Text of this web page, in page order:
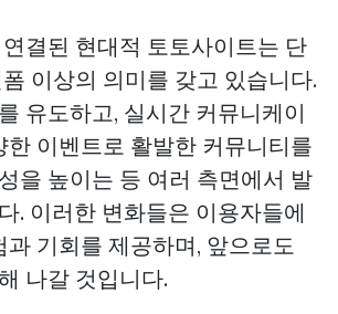
결된 현대적 토토사이트는 단
이상의 의미를 갖고 있습니다.
유도하고, 실시간 커뮤니케이
한 이벤트로 활발한 커뮤니티를
을 높이는 등 여러 측면에서 발
. 이러한 변화들은 이용자들에
과 기회를 제공하며, 앞으로도
나갈 것입니다.